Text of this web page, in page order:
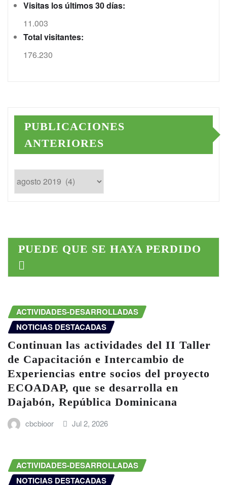
Visitas los últimos 30 días:
11.003
Total visitantes:
176.230
PUBLICACIONES
ANTERIORES
Publicaciones
anteriores
PUEDE QUE SE HAYA PERDIDO
ACTIVIDADES-DESARROLLADAS
NOTICIAS DESTACADAS
Continuan las actividades del II Taller
de Capacitación e Intercambio de
Experiencias entre socios del proyecto
ECOADAP, que se desarrolla en
Dajabón, República Dominicana
cbcbioor Jul 2, 2026
ACTIVIDADES-DESARROLLADAS
NOTICIAS DESTACADAS